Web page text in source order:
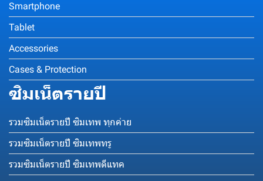
Smartphone
Tablet
Accessories
Cases & Protection
ซิมเน็ตรายปี
รวมซิมเน็ตรายปี ซิมเทพ ทุกค่าย
รวมซิมเน็ตรายปี ซิมเทพทรู
รวมซิมเน็ตรายปี ซิมเทพดีแทค